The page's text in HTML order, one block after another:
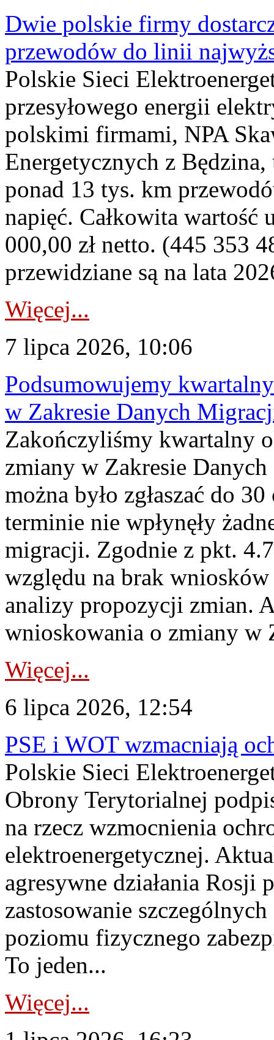
Dwie polskie firmy
przewodów do linii
Polskie Sieci
przesyłowego energii
polskimi firmami, NPA
Energetycznych z
ponad 13 tys. km
napięć. Całkowita
000,00 zł netto. (445 353
przewidziane są na lata
Więcej...
7 lipca 2026, 10:06
Podsumowujemy
w Zakresie Danych
Zakończyliśmy kwartalny
zmiany w Zakresie
można było zgłaszać do
terminie nie wpłynęły
migracji. Zgodnie z pkt.
względu na brak
analizy propozycji zmian.
wnioskowania o zmiany w
Więcej...
6 lipca 2026, 12:54
PSE i WOT wzmacniają
Polskie Sieci
Obrony Terytorialnej
na rzecz wzmocnienia
elektroenergetycznej.
agresywne działania Rosji
zastosowanie
poziomu fizycznego
To jeden...
Więcej...